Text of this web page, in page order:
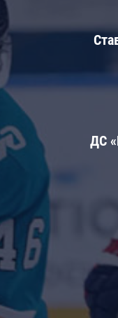
ДС